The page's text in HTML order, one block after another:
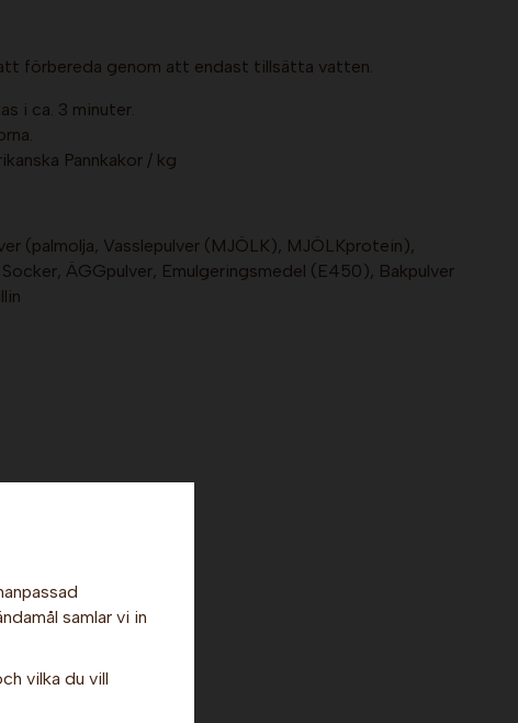
förbereda genom att endast tillsätta vatten.
i ca. 3 minuter.
Pannkakor / kg
(palmolja, Vasslepulver (MJÖLK), MJÖLKprotein),
ÄGGpulver, Emulgeringsmedel (E450), Bakpulver
/ 1.814
samlar vi in
vilka du vill